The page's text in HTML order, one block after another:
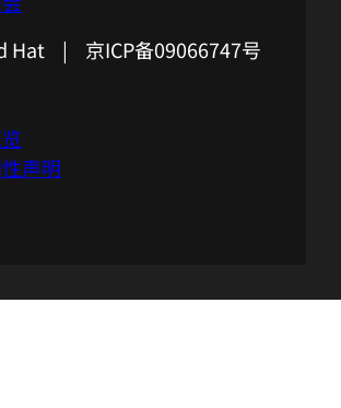
Hat | 京ICP备09066747号
声明